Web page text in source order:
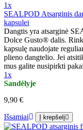
1x
SEALPOD Atsarginis
kapsulei
Dangtis yra atsarginė
Dolce Gusto® dalis.
kapsulę naudojate
plieno dangtelio. Jei
mus galite nusipirkti
1x
Sandėlyje
9,90 €
Išsamiai Į krepšelį